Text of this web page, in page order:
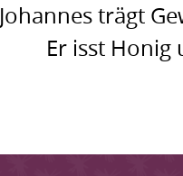
Johannes trägt
Er isst Honig